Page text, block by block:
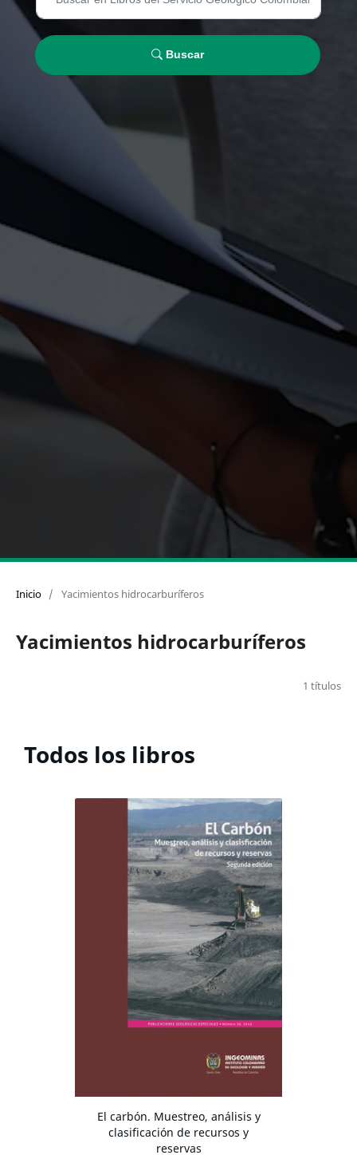
Buscar
Inicio / Yacimientos hidrocarburíferos
Yacimientos hidrocarburíferos
1 títulos
Todos los libros
El carbón. Muestreo, análisis y
clasificación de recursos y
reservas